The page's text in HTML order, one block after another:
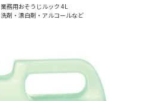
業務用おそうじルック 4L
洗剤・漂白剤・アルコールなど